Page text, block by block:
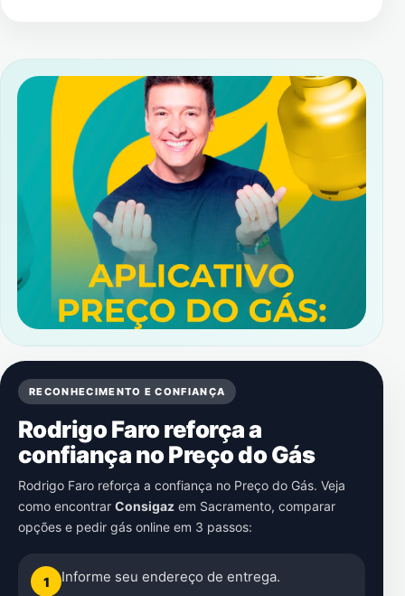
RECONHECIMENTO E CONFIANÇA
Rodrigo Faro reforça a
confiança no Preço do Gás
Rodrigo Faro reforça a confiança no Preço do Gás. Veja
como encontrar Consigaz em Sacramento, comparar
opções e pedir gás online em 3 passos:
1 Informe seu endereço de entrega.